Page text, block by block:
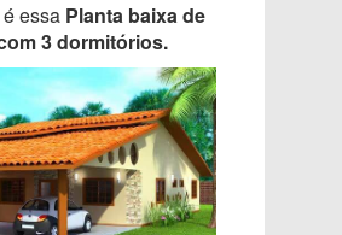
essa Planta baixa de
3 dormitórios.